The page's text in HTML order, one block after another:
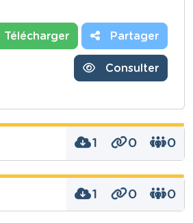
Télécharger Partager
Consulter
1 0 0
1 0 0